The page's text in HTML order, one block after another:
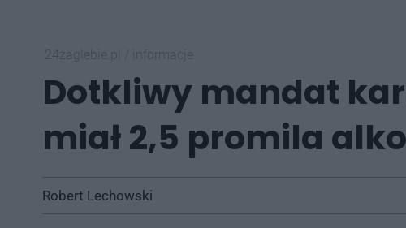
Dotkliwy mandat
miał 2,5 promila
Robert Lechowski